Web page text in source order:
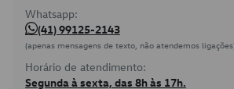
Whatsapp:
(41) 99125-2143
(apenas mensagens de texto, não atendemos
Horário de atendimento:
Segunda à sexta, das 8h às 17h.